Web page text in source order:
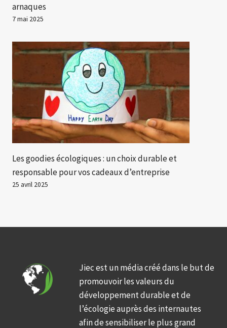
arnaques
7 mai 2025
Les goodies écologiques : un choix durable et
responsable pour vos cadeaux d’entreprise
25 avril 2025
Jiec est un média créé dans le but de
promouvoir les valeurs du
développement durable et de
l’écologie auprès des internautes
afin de sensibiliser le plus grand